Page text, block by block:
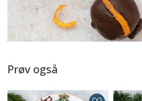
Prøv også